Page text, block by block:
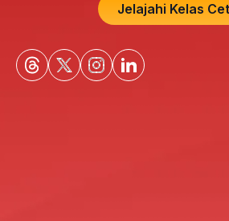
Jelajahi Kelas